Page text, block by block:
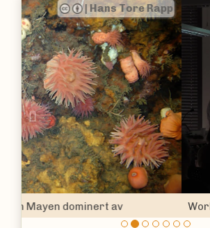
Workshop - Jean Vacelet foreleser
svamper
Previous